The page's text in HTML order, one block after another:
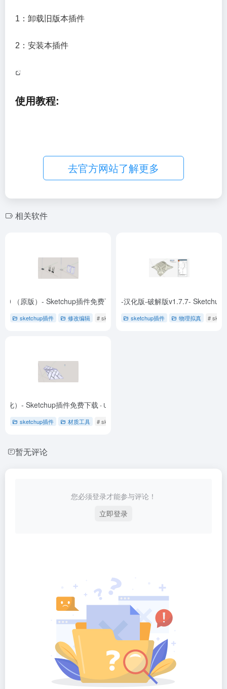
1：卸载旧版本插件
2：安装本插件
使用教程:
去官方网站了解更多
相关软件
（原版）- Sketchup插件免费下载 - Proxy View (组件代理) -1
sketchup插件 修改编辑 # sketchup插件 # 免费下载 # 替换组件
ClothWorks(布料模拟)-汉化版-破解版v1.7.7- Sketchup
sketchup插件 物理拟真 #
化）- Sketchup插件免费下载 - UVprojection (UV投影) （汉化）（优化）-1
sketchup插件 材质工具 # sketchup插件
暂无评论
您必须登录才能参与评论！
立即登录